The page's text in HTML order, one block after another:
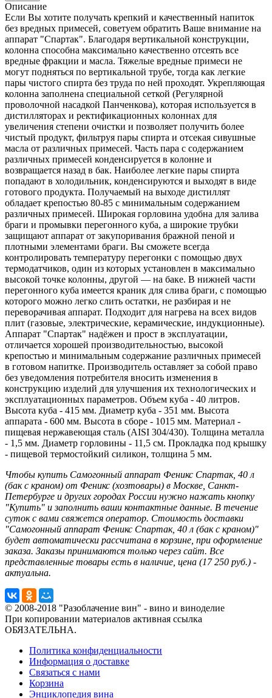
Описание
Если Вы хотите получать крепкий и качественный напиток
без вредных примесей, советуем обратить Ваше внимание на
аппарат "Спартак". Благодаря вертикальной конструкции,
колонна способна максимально качественно отсеять все
вредные фракции и масла. Тяжелые вредные примеси не
могут подняться по вертикальной трубе, тогда как легкие
пары чистого спирта без труда по ней проходят. Укрепляющая
колонна заполнена специальной сеткой (Регулярной
проволочной насадкой Панченкова), которая используется в
дистилляторах и ректификационных колоннах для
увеличения степени очистки и позволяет получить более
чистый продукт, фильтруя пары спирта и отсекая сивушные
масла от различных примесей. Часть пара с содержанием
различных примесей конденсируется в колонне и
возвращается назад в бак. Наиболее легкие пары спирта
попадают в холодильник, конденсируются и выходят в виде
готового продукта. Получаемый на выходе дистиллят
обладает крепостью 80-85 с минимальным содержанием
различных примесей. Широкая горловина удобна для залива
браги и промывки перегонного куба, а широкие трубки
защищают аппарат от закупоривания бражной пеной и
плотными элементами браги. Вы сможете всегда
контролировать температуру перегонки с помощью двух
термодатчиков, один из которых установлен в максимально
высокой точке колонны, другой — на баке. В нижней части
перегонного куба имеется краник для слива браги, с помощью
которого можно легко слить остатки, не разбирая и не
переворачивая аппарат. Подходит для нагрева на всех видов
плит (газовые, электрические, керамические, индукционные).
Аппарат "Спартак" надёжен и прост в эксплуатации,
отличается хорошей производительностью, высокой
крепостью и минимальным содержание различных примесей
в готовом напитке. Производитель оставляет за собой право
без уведомления потребителя вносить изменения в
конструкцию изделий для улучшения их технологических и
эксплуатационных параметров. Объем куба - 40 литров.
Высота куба - 415 мм. Диаметр куба - 351 мм. Высота
аппарата - 600 мм. Высота в сборе - 1015 мм. Материал -
пищевая нержавеющая сталь (AISI 304/430). Толщина металла
- 1,5 мм. Диаметр горловины - 11,5 см. Прокладка под крышку
- пищевой термостойкий силикон, толщина 5 мм.
Чтобы купить Самогонный аппарат Феникс Спартак, 40 л
(бак с краном) от Феникс (хозтовары) в Москве, Санкт-
Петербурге и других городах России нужно нажать кнопку
"Купить" и заполнить ваши контактные данные. В течение
суток с вами свяжется оператор. Стоимость доставки
"Самогонный аппарат Феникс Спартак, 40 л (бак с краном)"
будет автоматически рассчитана в корзине, при оформление
заказа. Заказы принимаются только через сайт. Все
представленные товары есть в наличие, цена (17 250 руб.) -
актуальна.
© 2008-2018 "Разоблачение вин" - вино и виноделие
При копировании материалов активная ссылка
ОБЯЗАТЕЛЬНА.
Политика конфиденциальности
Информация о доставке
Связаться с нами
Корзина
Энциклопедия вина